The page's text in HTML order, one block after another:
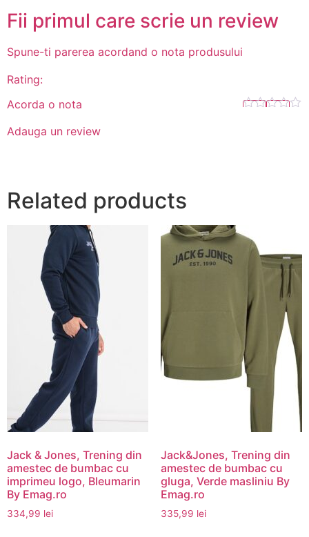
Fii primul care scrie un review
Spune-ti parerea acordand o nota produsului
Rating:
Acorda o nota
Adauga un review
Related products
Jack & Jones, Trening din
amestec de bumbac cu
imprimeu logo, Bleumarin
By Emag.ro
334,99 lei
Jack&Jones, Trening din
amestec de bumbac cu
gluga, Verde masliniu By
Emag.ro
335,99 lei